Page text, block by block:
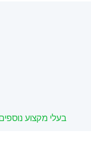
בעלי מקצוע